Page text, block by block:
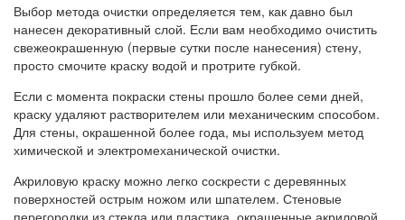
Выбор метода очистки определяется тем, как давно был
нанесен декоративный слой. Если вам необходимо очистить
свежеокрашенную (первые сутки после нанесения) стену,
просто смочите краску водой и протрите губкой.
Если с момента покраски стены прошло более семи дней,
краску удаляют растворителем или механическим способом.
Для стены, окрашенной более года, мы используем метод
химической и электромеханической очистки.
Акриловую краску можно легко соскрести с деревянных
поверхностей острым ножом или шпателем. Стеновые
перегородки из стекла или пластика, окрашенные акриловой